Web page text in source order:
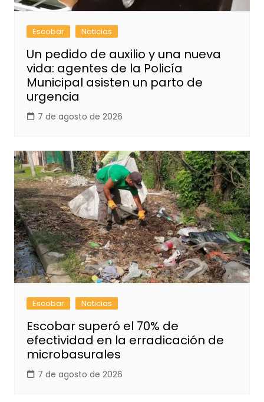
Escobar Noticias
Un pedido de auxilio y una nueva
vida: agentes de la Policía
Municipal asisten un parto de
urgencia
7 de agosto de 2026
Escobar Noticias
Escobar superó el 70% de
efectividad en la erradicación de
microbasurales
7 de agosto de 2026